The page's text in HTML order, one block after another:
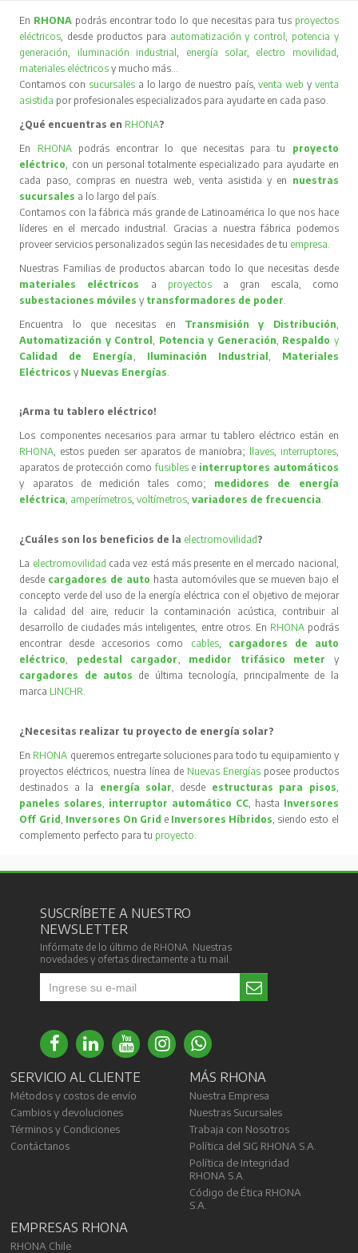
En RHONA podrás encontrar todo lo que necesitas para tus proyectos
eléctricos , desde productos para automatización y control
potencia y
generación
iluminación industrial energía solar, electro movilidad
materiales eléctricos y mucho más…
Contamos con sucursales a lo largo de nuestro país,venta web y venta
asistida por profesionales especializados para ayudarte en cada paso.
¿Qué encuentras en RHONA?
En RHONA podrás encontrar lo que necesitas para tu proyecto
eléctrico , con un personal totalmente especializado para ayudarte en
cada paso, compras en nuestra web, venta asistida y en nuestras
sucursales a lo largo del país.
Contamos con la fábrica más grande de Latinoamérica lo que nos hace
líderes en el mercado industrial. Gracias a nuestra fábrica podemos
proveer servicios personalizados según las necesidades de tu empresa
Nuestras Familias de productos abarcan todo lo que necesitas desde
materiales eléctricos
a proyectos
a gran escala, como
subestaciones móvilesy transformadores de poder
Encuentra lo que necesitas en Transmisión y Distribución
Automatización y Control
Potencia y Generación Respaldo y
Calidad de Energía
Iluminación Industrial
Materiales
Eléctricos y Nuevas Energías
¡Arma tu tablero eléctrico!
Los componentes necesarios para armar tu tablero eléctrico están en
RHONA , estos pueden ser aparatos de maniobra; llaves, interruptores,
aparatos de protección comofusibles e interruptores automáticos
y aparatos de medición tales como; medidores de energía
eléctrica amperímetros ,voltímetros ,variadores de frecuencia
¿Cuáles son los beneficios de la electromovilidad?
La electromovilidad cada vez está más presente en el mercado nacional,
desde cargadores de auto hasta automóviles que se mueven bajo el
concepto verde del uso de la energía eléctrica con el objetivo de mejorar
la calidad del aire, reducir la contaminación acústica, contribuir al
desarrollo de ciudades más inteligentes, entre otros. En RHONA podrás
encontrar desde accesorios como cables, cargadores de auto
eléctrico
pedestal cargador medidor trifásico meter
y
cargadores de autos de última tecnología, principalmente de la
marca LINCHR
¿Necesitas realizar tu proyecto de energía solar?
En RHONA queremos entregarte soluciones para todo tu equipamiento y
proyectos eléctricos, nuestra línea de Nuevas Energíasposee productos
destinados a la energía solar , desde estructuras para pisos
paneles solares
interruptor automático CC, hasta Inversores
Off Grid Inversores On Grid e Inversores Híbridos , siendo esto el
complemento perfecto para tu proyecto
SUSCRÍBETE A NUESTRO
NEWSLETTER
Infórmate de lo último de RHONA. Nuestras
novedades y ofertas directamente a tu mail.
SERVICIO AL CLIENTE
Métodos y costos de envío
Cambios y devoluciones
Términos y Condiciones
Contáctanos
MÁS RHONA
Nuestra Empresa
Nuestras Sucursales
Trabaja con Nosotros
Política del SIG RHONA S.A.
Política de Integridad
RHONA S.A.
Código de Ética RHONA
S.A.
EMPRESAS RHONA
RHONA Chile